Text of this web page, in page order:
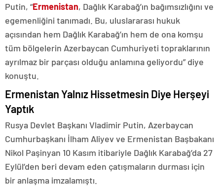
Putin, “Ermenistan, Dağlık Karabağ’ın bağımsızlığını ve
egemenliğini tanımadı. Bu, uluslararası hukuk
açısından hem Dağlık Karabağ’ın hem de ona komşu
tüm bölgelerin Azerbaycan Cumhuriyeti topraklarının
ayrılmaz bir parçası olduğu anlamına geliyordu” diye
konuştu.
Ermenistan Yalnız Hissetmesin Diye Herşeyi
Yaptık
Rusya Devlet Başkanı Vladimir Putin, Azerbaycan
Cumhurbaşkanı İlham Aliyev ve Ermenistan Başbakanı
Nikol Paşinyan 10 Kasım itibariyle Dağlık Karabağ’da 27
Eylül’den beri devam eden çatışmaların durması için
bir anlaşma imzalamıştı.